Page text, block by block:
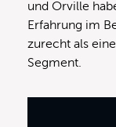
und Orville
Erfahrung im
zurecht als
Segment.